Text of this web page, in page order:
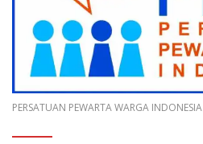
PERSATUAN PEWARTA WARGA INDONESIA